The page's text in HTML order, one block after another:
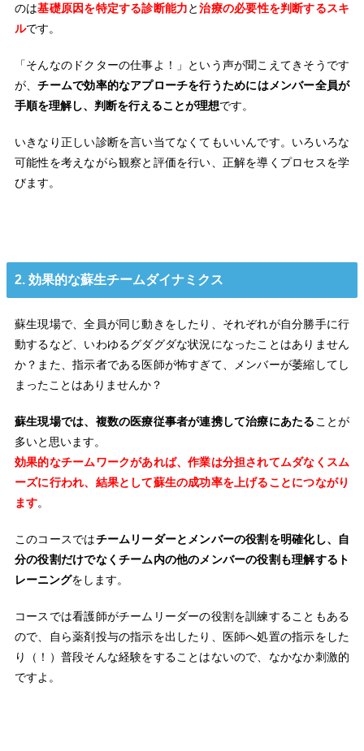
のは基礎原因を特定する診断能力と治療の必要性を判断するスキ
ルです。
「そんなのドクターの仕事よ！」という声が聞こえてきそうです
が、チームで効率的なアプローチを行うためにはメンバー全員が
手順を理解し、判断を行えることが理想です。
いきなり正しい診断を言い当てなくてもいいんです。いろいろな
可能性を考えながら観察と評価を行い、正解を導くプロセスを学
びます。
2. 効果的な蘇生チームダイナミクス
蘇生現場で、全員が同じ動きをしたり、それぞれが自分勝手に行
動するなど、いわゆるグダグダな状況になったことはありません
か？また、指示者である医師が怖すぎて、メンバーが萎縮してし
まったことはありませんか？
蘇生現場では、複数の医療従事者が連携して治療にあたる ことが
多いと思います。
効果的なチームワークがあれば、作業は分担されてムダなくスム
ーズに行われ、結果として蘇生の成功率を上げることにつながり
ます。
このコースではチームリーダーとメンバーの役割を明確化し、自
分の役割だけでなくチーム内の他のメンバーの役割も理解するト
レーニングをします。
コースでは看護師がチームリーダーの役割を訓練することもある
ので、自ら薬剤投与の指示を出したり、医師へ処置の指示をした
り（！）普段そんな経験をすることはないので、なかなか刺激的
ですよ。